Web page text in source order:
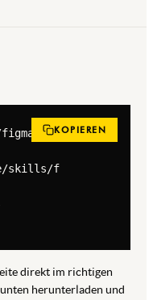
to-
skills/f
KOPIEREN
direkt im richtigen
herunterladen und